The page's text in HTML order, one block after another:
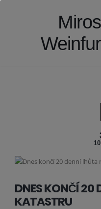
DNES KONČÍ 20
KATASTRU